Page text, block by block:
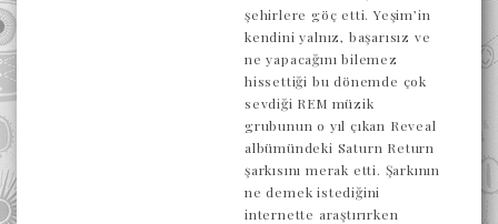
şehirlere göç etti. Yeşim’in
kendini yalnız, başarısız ve
ne yapacağını bilemez
hissettiği bu dönemde çok
sevdiği REM müzik
grubunun o yıl çıkan Reveal
albümündeki Saturn Return
şarkısını merak etti. Şarkının
ne demek istediğini
internette araştırırken